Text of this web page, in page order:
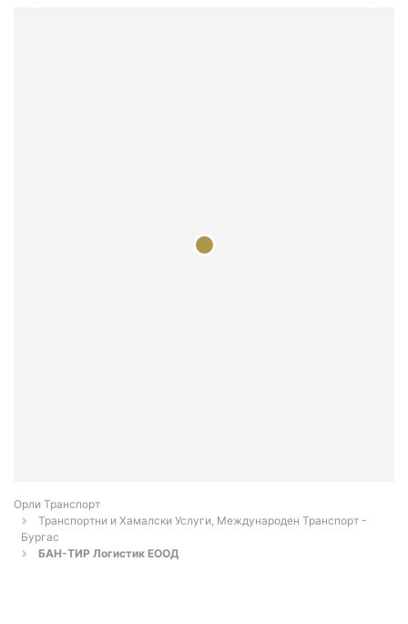
Орли Транспорт
Транспортни и Хамалски Услуги, Международен Транспорт -
Бургас
БАН-ТИР Логистик ЕООД